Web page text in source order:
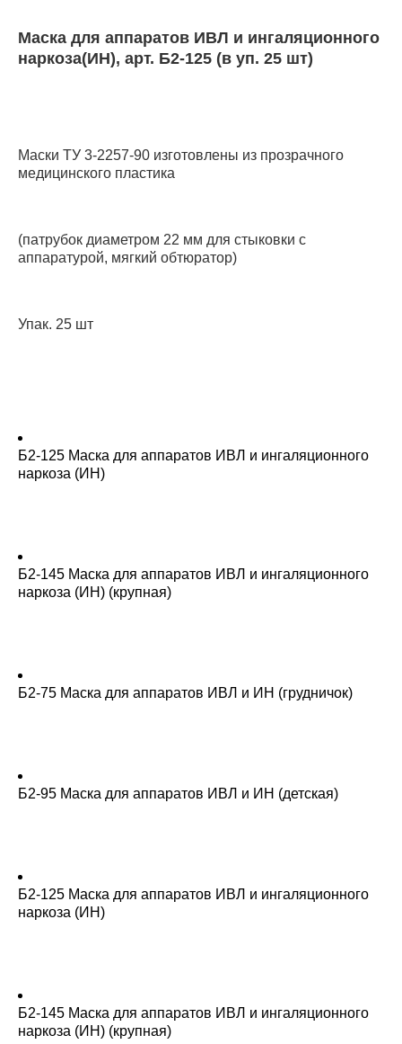
Маска для аппаратов ИВЛ и ингаляционного
наркоза(ИН), арт. Б2-125 (в уп. 25 шт)
Маски ТУ 3-2257-90 изготовлены из прозрачного
медицинского пластика
(патрубок диаметром 22 мм для стыковки с
аппаратурой, мягкий обтюратор)
Упак. 25 шт
Б2-125 Маска для аппаратов ИВЛ и ингаляционного
наркоза (ИН)
Б2-145 Маска для аппаратов ИВЛ и ингаляционного
наркоза (ИН) (крупная)
Б2-75 Маска для аппаратов ИВЛ и ИН (грудничок)
Б2-95 Маска для аппаратов ИВЛ и ИН (детская)
Б2-125 Маска для аппаратов ИВЛ и ингаляционного
наркоза (ИН)
Б2-145 Маска для аппаратов ИВЛ и ингаляционного
наркоза (ИН) (крупная)